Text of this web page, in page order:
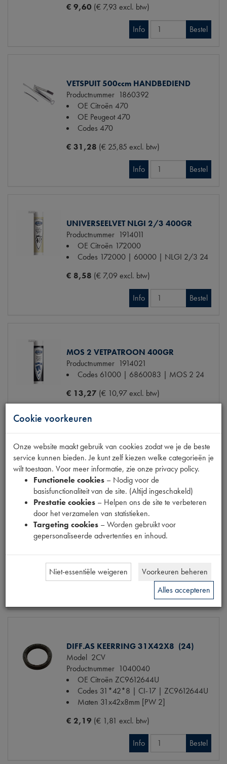
€ 9,60 (€ 7,93 excl. btw)
Info Bestel
VETSPUIT 500ccm HANDBEDIEND
Productnummer 1860392
OE Citroën 470
OE Peugeot470
Codes 470
€ 31,28 (€ 25,85 excl. btw)
Info Bestel
UNIVERSEELVET NLGI 2/3 400GR
Productnummer 1914011
OE Citroën 172000
Codes 172000 | 60000 | NLGI 2/3 24
€ 8,58 (€ 7,09 excl. btw)
Info Bestel
MOS 2 VETPATROON 400GR
Productnummer 1914021
Codes 61000 | 6860083 | MOS 2 24
€ 13,27 (€ 10,97 excl. btw)
ASHOESRING HOMOKINEET
NEOPREEN (12)
Model2CV
Productnummer1340141
OE Citroën A37396
Codes 1340141 | A37396
Maten[PW 8] NEOPRENE
€ 3,07(€ 2,54 excl. btw)
Bestel
DIFF.AS KEERRING 31X42X8 (24)
Model 2CV
Productnummer 1040040
OE Citroën ZC9612644U
Codes 31*42*8 | CI-17 | ZC9612644U
Maten 31x42x8mm [PW 2]
€ 2,19 (€ 1,81 excl. btw)
Info Bestel
Cookie voorkeuren
Onze website maakt gebruik van cookies zodat we je de beste
service kunnen bieden. Je kunt zelf kiezen welke categorieën je
wilt toestaan. Voor meer informatie, zie onze privacy policy.
Functionele cookies – Nodig voor de
basisfunctionaliteit van de site. (Altijd ingeschakeld)
Prestatie cookies – Helpen ons de site te verbeteren
door het verzamelen van statistieken.
Targeting cookies – Worden gebruikt voor
gepersonaliseerde advertenties en inhoud.
Niet-essentiële weigeren
Voorkeuren beheren
Alles accepteren